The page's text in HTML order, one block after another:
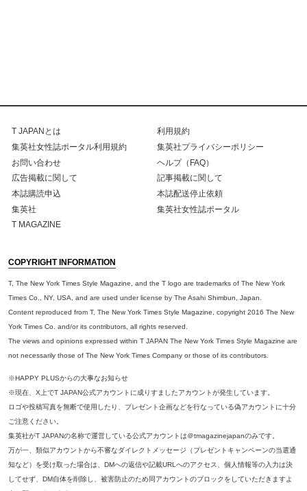
T JAPANとは
利用規約
集英社女性誌ポータル利用規約
集英社プライバシーポリシー
お問い合わせ
ヘルプ（FAQ）
広告掲載に関して
記事掲載に関して
本誌購読申込
本誌配送停止依頼
集英社
集英社女性誌ポータル
T MAGAZINE
COPYRIGHT INFORMATION
T, The New York Times Style Magazine, and the T logo are trademarks of The New York
Times Co., NY, USA, and are used under license by The Asahi Shimbun, Japan.
Content reproduced from T, The New York Times Style Magazine, copyright 2016 The New
York Times Co. and/or its contributors, all rights reserved.
The views and opinions expressed within T JAPAN The New York Times Style Magazine are
not necessarily those of The New York Times Company or those of its contributors.
※HAPPY PLUSからの大事なお知らせ
※現在、X上でT JAPAN公式アカウントに成りすましたアカウントが発生しています。
ロゴや投稿写真を無断で使用したり、プレゼント企画などを行なっている偽アカウントに十分
ご注意ください。
集英社がT JAPANの名称で運営している公式アカウントは＠tmagazinejapanのみです。
万が一、類似アカウントから不審なダイレクトメッセージ（プレゼントキャンペーンの当選通
知など）を受け取った場合は、DMへの返信や記載URLへのアクセス、個人情報等の入力は決
してせず、DM自体を削除し、被害防止のため同アカウントのブロックをしていただきますよ